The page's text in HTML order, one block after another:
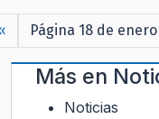
Página 18 de
Más en
Noticias